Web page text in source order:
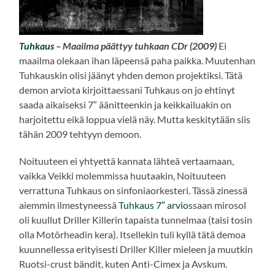
Tuhkaus– Maailma päättyy tuhkaan CDr (2009) Ei
maailma olekaan ihan läpeensä paha paikka. Muutenhan
Tuhkauskin olisi jäänyt yhden demon projektiksi. Tätä
demon arviota kirjoittaessani Tuhkaus on jo ehtinyt
saada aikaiseksi 7″ äänitteenkin ja keikkailuakin on
harjoitettu eikä loppua vielä näy. Mutta keskitytään siis
tähän 2009 tehtyyn demoon.
Noituuteen ei yhtyettä kannata lähteä vertaamaan,
vaikka Veikki molemmissa huutaakin, Noituuteen
verrattuna Tuhkaus on sinfoniaorkesteri. Tässä zinessä
aiemmin ilmestyneessäTuhkaus 7″ arviossaan mirosol
oli kuullut Driller Killerin tapaista tunnelmaa (taisi tosin
olla Motörheadin kera). Itsellekin tuli kyllä tätä demoa
kuunnellessa erityisesti Driller Killer mieleen ja muutkin
Ruotsi-crust bändit, kuten Anti-Cimex ja Avskum.